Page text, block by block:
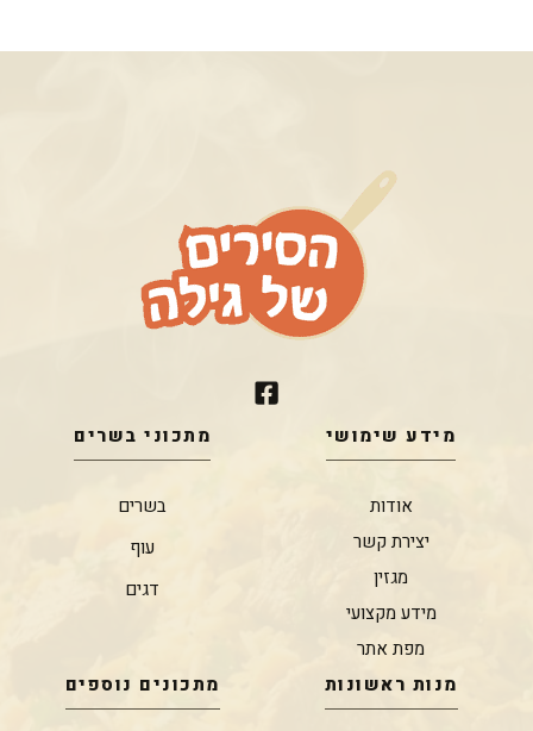
מידע שימושי
אודות
יצירת קשר
מגזין
מידע מקצועי
מפת אתר
מתכוני בשרים
בשרים
עוף
דגים
מנות ראשונות מתכונים נוספים